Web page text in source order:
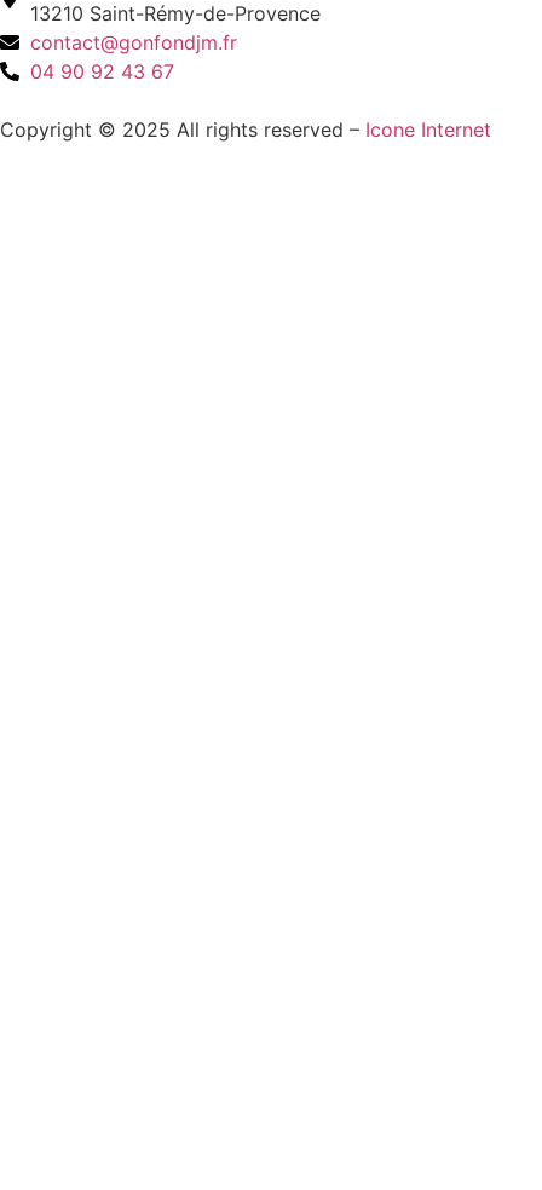
13210 Saint-Rémy-de-Provence
contact@gonfondjm.fr
04 90 92 43 67
Copyright © 2025 All rights reserved – Icone Internet